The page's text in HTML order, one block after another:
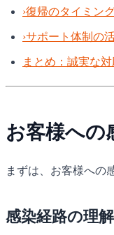
›復帰のタイミン
›サポート体制の
まとめ：誠実な
お客様への
まずは、お客様への
感染経路の理解